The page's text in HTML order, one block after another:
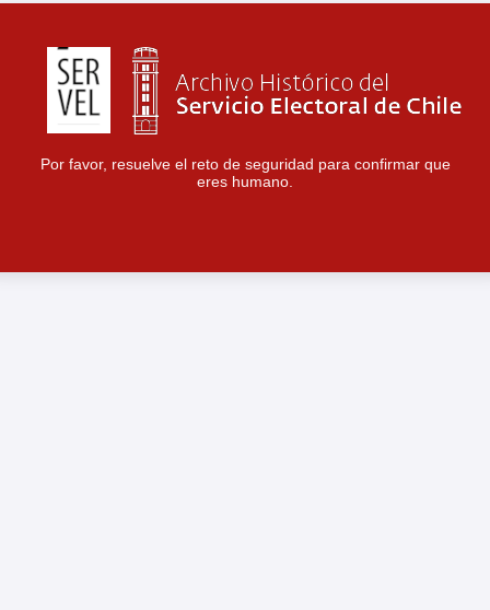
Por favor, resuelve el reto de seguridad para confirmar que
eres humano.